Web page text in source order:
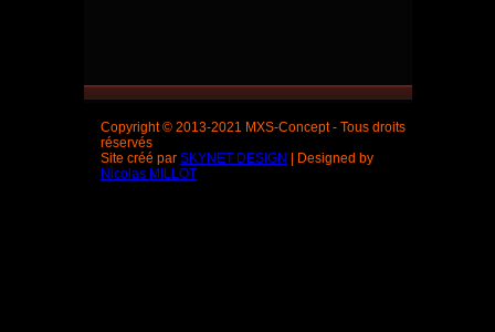
Copyright © 2013-2021 MXS-Concept - Tous droits
réservés
Site créé par SKYNET DESIGN | Designed by
Nicolas MILLOT